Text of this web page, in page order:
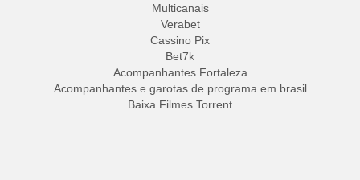
Multicanais
Verabet
Cassino Pix
Bet7k
Acompanhantes Fortaleza
Acompanhantes e garotas de programa em brasil
Baixa Filmes Torrent